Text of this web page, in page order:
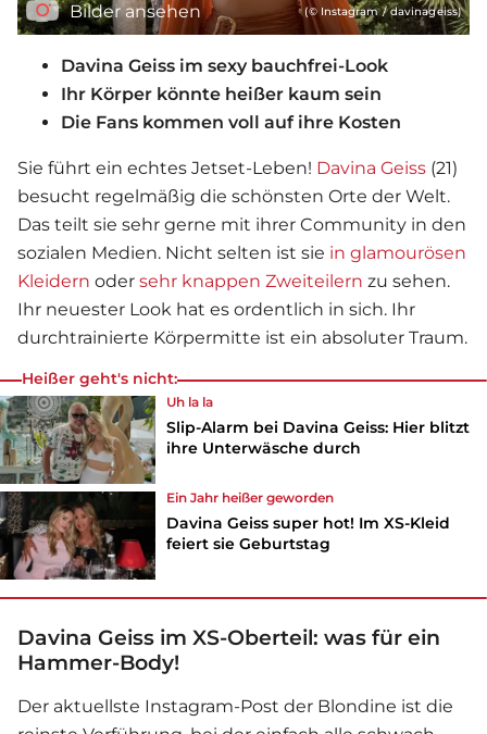
Bilder ansehen (© Instagram / davinageiss)
Davina Geiss im sexy bauchfrei-Look
Ihr Körper könnte heißer kaum sein
Die Fans kommen voll auf ihre Kosten
Sie führt ein echtes Jetset-Leben! Davina Geiss (21)
besucht regelmäßig die schönsten Orte der Welt.
Das teilt sie sehr gerne mit ihrer Community in den
sozialen Medien. Nicht selten ist sie in glamourösen
Kleidern oder sehr knappen Zweiteilern zu sehen.
Ihr neuester Look hat es ordentlich in sich. Ihr
durchtrainierte Körpermitte ist ein absoluter Traum.
Heißer geht's nicht:
Uh la la
Slip-Alarm bei Davina Geiss: Hier blitzt
ihre Unterwäsche durch
Ein Jahr heißer geworden
Davina Geiss super hot! Im XS-Kleid
feiert sie Geburtstag
Davina Geiss im XS-Oberteil: was für ein
Hammer-Body!
Der aktuellste Instagram-Post der Blondine ist die